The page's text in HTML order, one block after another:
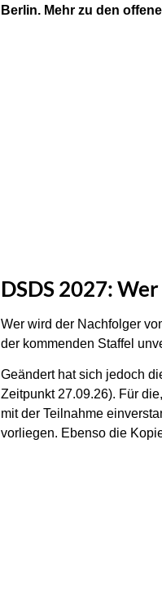
Berlin. Mehr zu den
DSDS 2027:
Wer wird der Nachfolger
der kommenden Staffel
Geändert hat sich jedoch
Zeitpunkt 27.09.26). Für
mit der Teilnahme
vorliegen. Ebenso die